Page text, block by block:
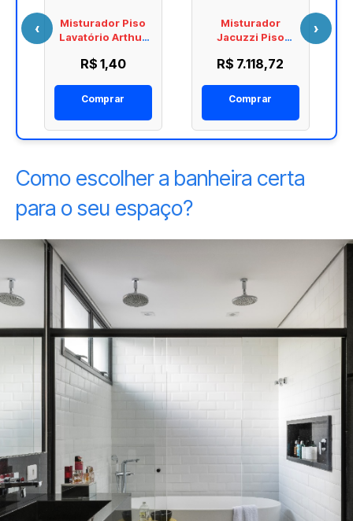
Misturador Piso
Lavatório Arthur
1865.C101
R$ 1,40
Comprar
Misturador
Jacuzzi Piso
99800856
R$ 7.118,72
Comprar
‹ ›
Como escolher a banheira certa
para o seu espaço?